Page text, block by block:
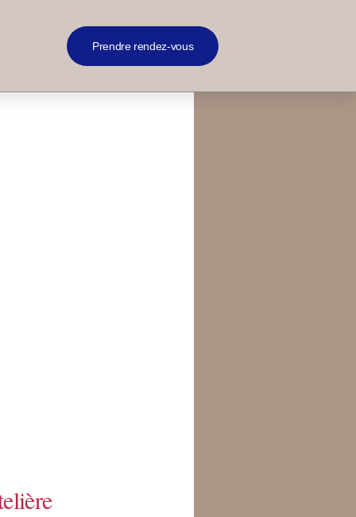
Prendre rendez-vous